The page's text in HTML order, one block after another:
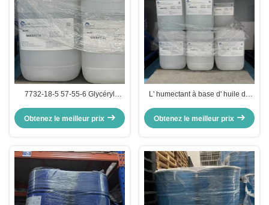
7732-18-5 57-55-6 Glycéryl
copolymère matières premières
cosmétiques
Obtenez le meilleur prix
L' humectant à base d' huile de
cosmétiques améliore la douceur
de la peau
Obtenez le meilleur prix